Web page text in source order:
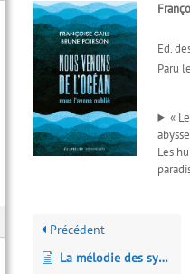
Ed.
Paru
«
Les
Précédent
La mélodie des synapses : comment la musique connecte notre cerveau (et nous connecte aux autres)